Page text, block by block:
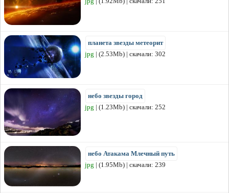
планета звезды метеорит
jpg | (2.53Mb) | скачали: 302
небо звезды город
jpg | (1.23Mb) | скачали: 252
небо Атакама Млечный путь
jpg | (1.95Mb) | скачали: 239